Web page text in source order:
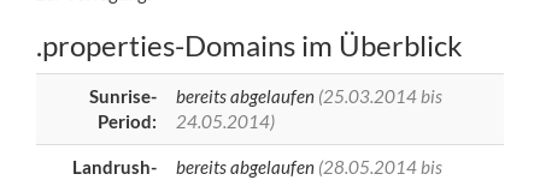
.properties-Domains im Überblick
Sunrise-
Period:
bereits abgelaufen (25.03.2014 bis
24.05.2014)
Landrush-
bereits abgelaufen (28.05.2014 bis